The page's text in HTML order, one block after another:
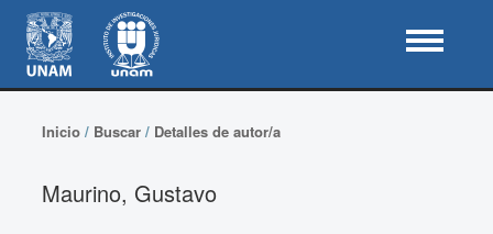
Inicio/ Buscar/ Detalles de autor/a
Maurino, Gustavo